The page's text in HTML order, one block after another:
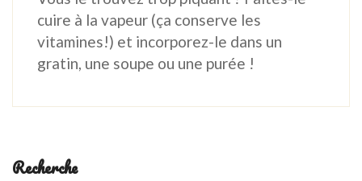
cuire à la vapeur (ça conserve les
vitamines!) et incorporez-le dans un
gratin, une soupe ou une purée !
Recherche